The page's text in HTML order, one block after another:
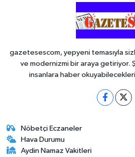
gazetesescom, yepyeni temasıyla
ve modernizmi bir araya getiriyor.
insanlara haber
Nöbetçi Eczaneler
Hava Durumu
Aydin Namaz Vakitleri